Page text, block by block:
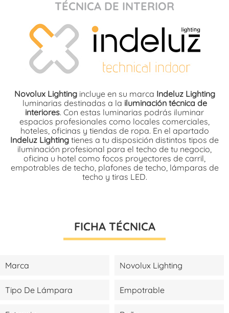
TÉCNICA DE INTERIOR
Novolux Lightingincluye en su marca Indeluz Lighting
luminarias destinadas a la iluminación técnica de
interiores. Con estas luminarias podrás iluminar
espacios profesionales como locales comerciales,
hoteles, oficinas y tiendas de ropa. En el apartado
Indeluz Lighting tienes a tu disposición distintos tipos de
iluminación profesional para el techo de tu negocio,
oficina u hotel como focos proyectores de carril,
empotrables de techo, plafones de techo, lámparas de
techo y tiras LED.
FICHA TÉCNICA
Marca Novolux Lighting
Tipo De Lámpara Empotrable